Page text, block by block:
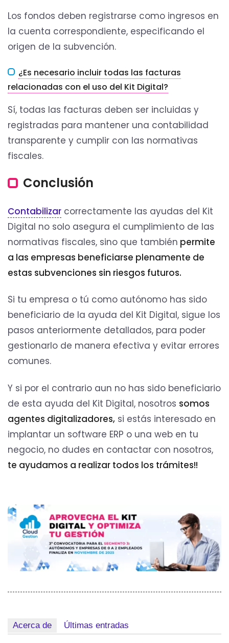
Los fondos deben registrarse como ingresos en
la cuenta correspondiente, especificando el
origen de la subvención.
¿Es necesario incluir todas las facturas
relacionadas con el uso del Kit Digital?
Sí, todas las facturas deben ser incluidas y
registradas para mantener una contabilidad
transparente y cumplir con las normativas
fiscales.
Conclusión
Contabilizar correctamente las ayudas del Kit
Digital no solo asegura el cumplimiento de las
normativas fiscales, sino que también permite
a las empresas beneficiarse plenamente de
estas subvenciones sin riesgos futuros.
Si tu empresa o tú como autónomo has sido
beneficiario de la ayuda del Kit Digital, sigue los
pasos anteriormente detallados, para poder
gestionarlo de manera efectiva y evitar errores
comunes.
Y si por el contrario aun no has sido beneficiario
de esta ayuda del Kit Digital, nosotros somos
agentes digitalizadores, si estás interesado en
implantar un software ERP o una web en tu
negocio, no dudes en contactar con nosotros,
te ayudamos a realizar todos los trámites!!
Acerca de Últimas entradas